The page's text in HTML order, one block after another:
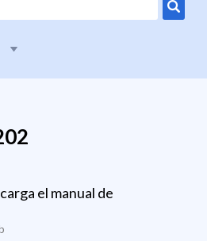
el manual de